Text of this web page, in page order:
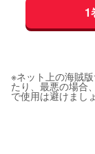
1
※ネット上の海賊
たり、最悪の場合
で使用は避けまし